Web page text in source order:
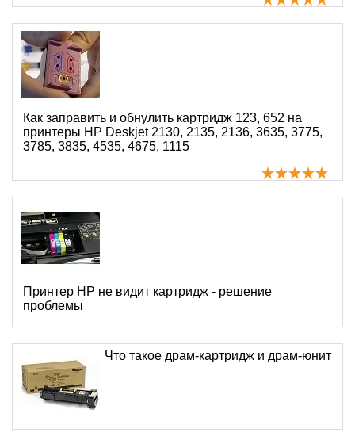
Как заправить и обнулить картридж 123, 652 на
принтеры HP Deskjet 2130, 2135, 2136, 3635, 3775,
3785, 3835, 4535, 4675, 1115
Принтер HP не видит картридж - решение
проблемы
Что такое драм-картридж и драм-юнит